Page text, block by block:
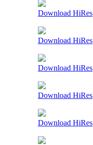
Download HiRes
Download HiRes
Download HiRes
Download HiRes
Download HiRes